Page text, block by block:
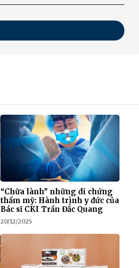
“Chữa lành” những di chứng
thẩm mỹ: Hành trình y đức của
Bác sĩ CKI Trần Đắc Quang
20/12/2025